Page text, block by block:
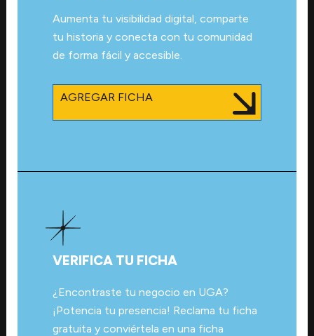
Aumenta tu visibilidad digital, comparte
tu historia y conecta con tu comunidad
de forma fácil y accesible.
AGREGAR FICHA
VERIFICA TU FICHA
¿Encontraste tu negocio en UGA?
¡Potencia tu presencia! Reclama tu ficha
gratuita y conviértela en una ficha